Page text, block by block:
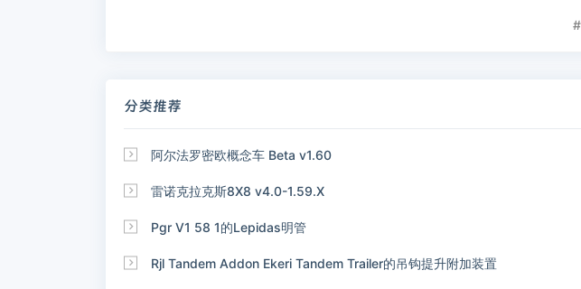
分类推荐
 阿尔法罗密欧概念车 Beta v1.60
 雷诺克拉克斯8X8 v4.0-1.59.X
 Pgr V1 58 1的Lepidas明管
 Rjl Tandem Addon Ekeri Tandem Trailer的吊钩提升附加装置